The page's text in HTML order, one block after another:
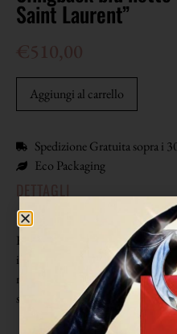
Saint Laurent”
Aggiungi al carrello
Spedizione Gratuita sopra i
Eco Packaging
Slingback blu notte con cuore
Forma rotonda, puntale e
in crêpe blu impreziosita da un
metallo oro con firma incisa.
sottopiede con firma nera.